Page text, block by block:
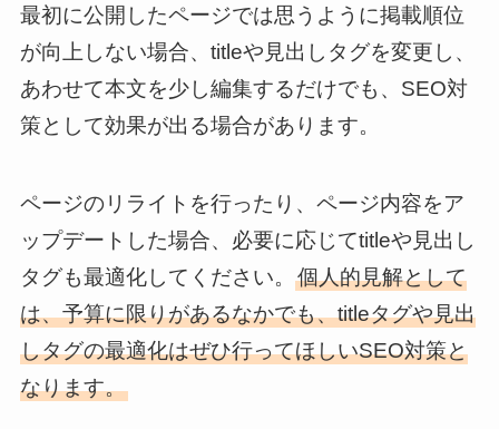
最初に公開したページでは思うように掲載順位
が向上しない場合、titleや見出しタグを変更し、
あわせて本文を少し編集するだけでも、SEO対
策として効果が出る場合があります。
ページのリライトを行ったり、ページ内容をア
ップデートした場合、必要に応じてtitleや見出し
タグも最適化してください。 個人的見解として
は、予算に限りがあるなかでも、titleタグや見出
しタグの最適化はぜひ行ってほしいSEO対策と
なります。